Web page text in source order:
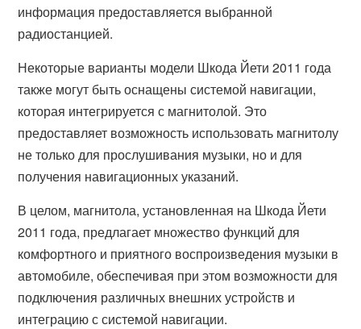
информация предоставляется выбранной
радиостанцией.
Некоторые варианты модели Шкода Йети 2011 года
также могут быть оснащены системой навигации,
которая интегрируется с магнитолой. Это
предоставляет возможность использовать магнитолу
не только для прослушивания музыки, но и для
получения навигационных указаний.
В целом, магнитола, установленная на Шкода Йети
2011 года, предлагает множество функций для
комфортного и приятного воспроизведения музыки в
автомобиле, обеспечивая при этом возможности для
подключения различных внешних устройств и
интеграцию с системой навигации.